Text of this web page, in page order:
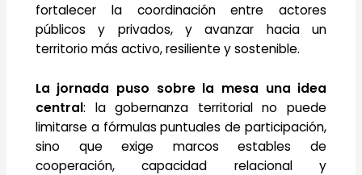
fortalecer la coordinación entre actores
públicos y privados, y avanzar hacia un
territorio más activo, resiliente y sostenible.
La jornada puso sobre la mesa una idea
central: la gobernanza territorial no puede
limitarse a fórmulas puntuales de participación,
sino que exige marcos estables de
cooperación, capacidad relacional y